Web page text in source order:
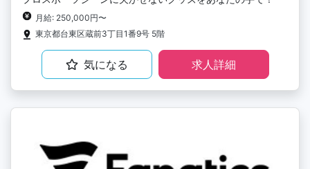
月給: 250,000円〜
東京都台東区蔵前3丁目1番9号 5階
気になる 求人詳細